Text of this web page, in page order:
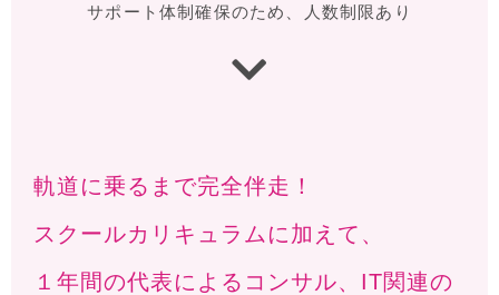
サポート体制確保のため、人数制限あり
軌道に乗るまで完全伴走！
スクールカリキュラムに加えて、
１年間の代表によるコンサル、IT関連の